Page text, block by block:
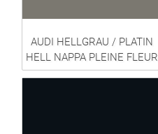
AUDI HELLGRAU / PLATIN
HELL NAPPA PLEINE FLEUR